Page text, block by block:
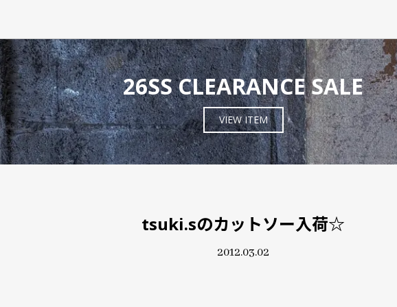
26SS CLEARANCE SALE
VIEW ITEM
tsuki.sのカットソー入荷☆
2012.03.02